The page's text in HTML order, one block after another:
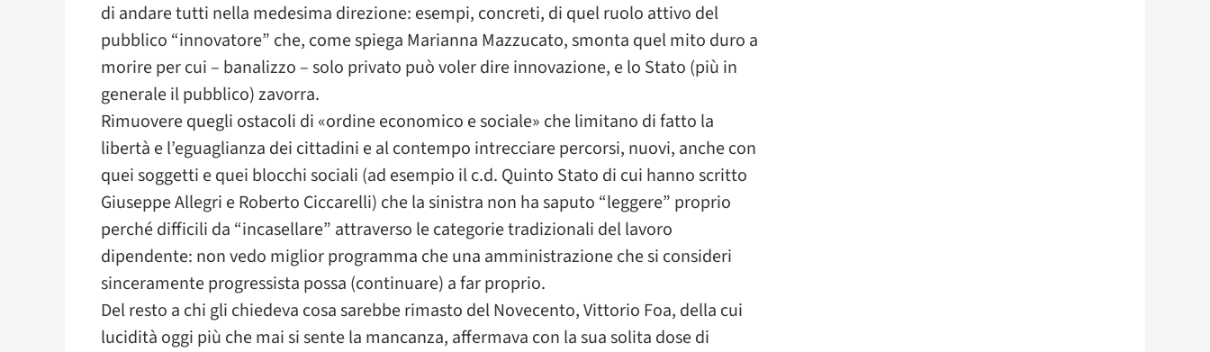
di andare tutti nella medesima direzione: esempi, concreti, di quel ruolo attivo del
pubblico “innovatore” che, come spiega Marianna Mazzucato, smonta quel mito duro a
morire per cui – banalizzo – solo privato può voler dire innovazione, e lo Stato (più in
generale il pubblico) zavorra.
Rimuovere quegli ostacoli di «ordine economico e sociale» che limitano di fatto la
libertà e l’eguaglianza dei cittadini e al contempo intrecciare percorsi, nuovi, anche con
quei soggetti e quei blocchi sociali (ad esempio il c.d. Quinto Stato di cui hanno scritto
Giuseppe Allegri e Roberto Ciccarelli) che la sinistra non ha saputo “leggere” proprio
perché difficili da “incasellare” attraverso le categorie tradizionali del lavoro
dipendente: non vedo miglior programma che una amministrazione che si consideri
sinceramente progressista possa (continuare) a far proprio.
Del resto a chi gli chiedeva cosa sarebbe rimasto del Novecento, Vittorio Foa, della cui
lucidità oggi più che mai si sente la mancanza, affermava con la sua solita dose di